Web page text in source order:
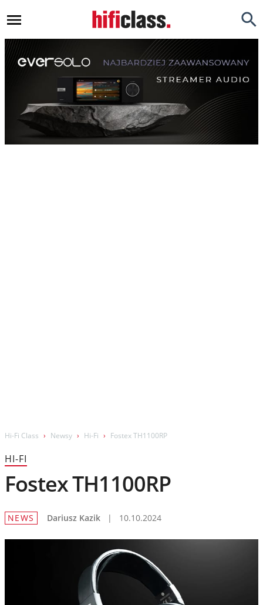
Newsy
Testy
Opinie
Okazje
Hi-Fi Class Newsy Hi-Fi Fostex TH1100RP
HI-FI
Fostex TH1100RP
NEWS Dariusz Kazik | 10.10.2024